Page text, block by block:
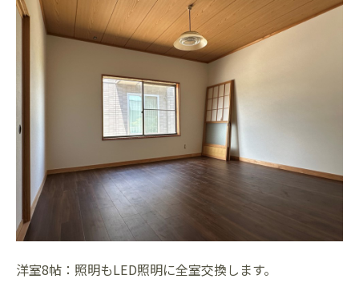
洋室8帖：照明もLED照明に全室交換します。